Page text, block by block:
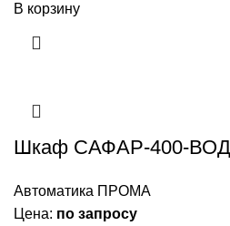
В корзину
Шкаф САФАР-400-
Автоматика ПРОМА
Цена: по запросу